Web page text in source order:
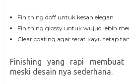
Finishing doff untuk kesan elegan
Finishing glossy untuk wujud lebih
Clear coating agar serat kayu tetap
Finishing yang rapi
meski desain nya sederhana.